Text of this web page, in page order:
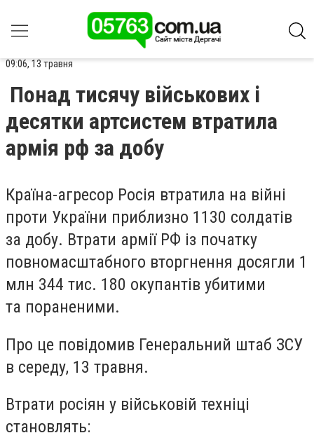
09:06, 13 травня
Понад тисячу військових і
десятки артсистем втратила
армія рф за добу
Країна-агресор Росія втратила на війні
проти України приблизно 1130 солдатів
за добу. Втрати армії РФ із початку
повномасштабного вторгнення досягли 1
млн 344 тис. 180 окупантів убитими
та пораненими.
Про це повідомив Генеральний штаб ЗСУ
в середу, 13 травня.
Втрати росіян у військовій техніці
становлять: